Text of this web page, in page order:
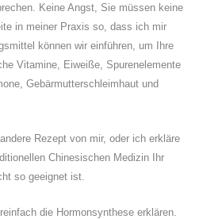
Keine Angst, Sie müssen keine
in meiner Praxis so, dass ich mir
können wir einführen, um Ihre
Vitamine, Eiweiße, Spurenelemente
Gebärmutterschleimhaut und
Rezept von mir, oder ich erkläre
Chinesischen Medizin Ihr
so geeignet ist.
die Hormonsynthese erklären.